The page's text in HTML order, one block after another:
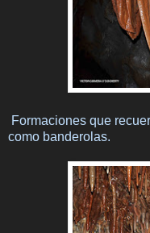
Formaciones que
como banderolas.